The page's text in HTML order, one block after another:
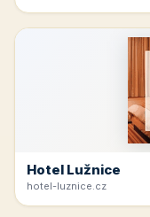
Hotel Lužnice
hotel-luznice.cz